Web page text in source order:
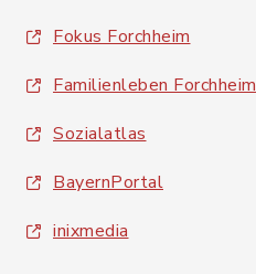
Fokus Forchheim
Familienleben Forchheim
Sozialatlas
BayernPortal
inixmedia